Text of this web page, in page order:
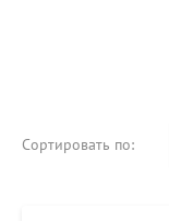
Сортировать по: